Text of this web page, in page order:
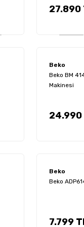
Beko BOCD T
7.790 TL
Beko
Grundig HD
27.890
Beko
Beko BM
Makinesi
24.990
Beko
Beko
7.799